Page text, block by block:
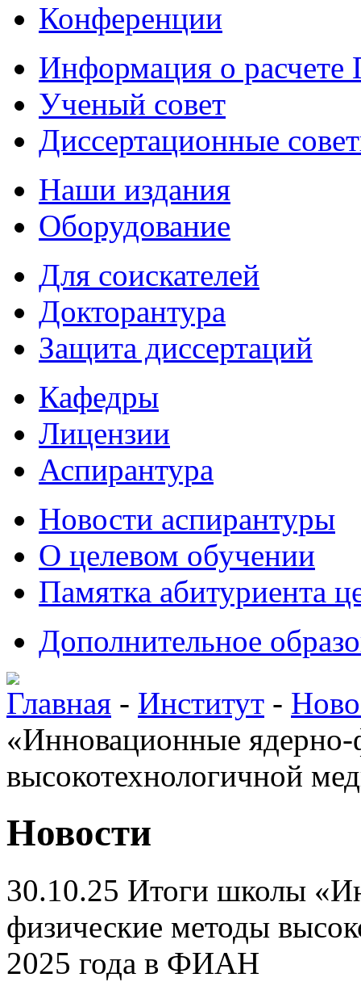
Конференции
Информация о
Ученый совет
Диссертационные
Наши издания
Оборудование
Для соискателей
Докторантура
Защита диссертаций
Кафедры
Лицензии
Аспирантура
Новости аспирантуры
О целевом обучении
Памятка абитуриента
Дополнительное
Главная - Институт -
«Инновационные
высокотехнологичной
Новости
30.10.25 Итоги школы
физические методы
2025 года в ФИАН